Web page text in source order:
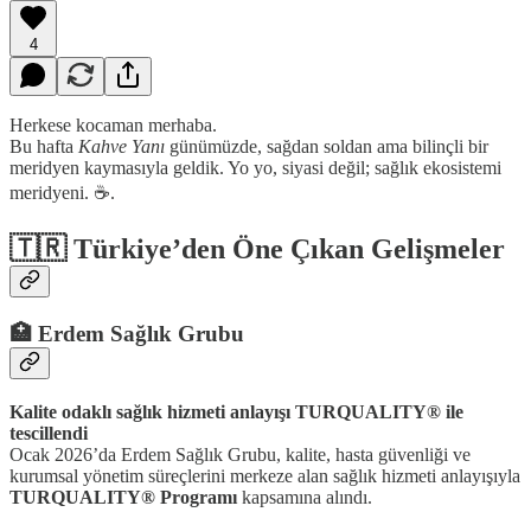
4
Herkese kocaman merhaba.
Bu hafta Kahve Yanı günümüzde, sağdan soldan ama bilinçli bir
meridyen kaymasıyla geldik. Yo yo, siyasi değil; sağlık ekosistemi
meridyeni. ☕.
🇹🇷 Türkiye’den Öne Çıkan Gelişmeler
🏥 Erdem Sağlık Grubu
Kalite odaklı sağlık hizmeti anlayışı TURQUALITY® ile
tescillendi
Ocak 2026’da Erdem Sağlık Grubu, kalite, hasta güvenliği ve
kurumsal yönetim süreçlerini merkeze alan sağlık hizmeti anlayışıyla
TURQUALITY® Programı kapsamına alındı.